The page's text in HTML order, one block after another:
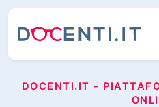
DOCENTI.IT -